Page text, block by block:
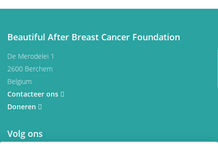
Beautiful After Breast Cancer Foundation
De Merodelei 1
2600 Berchem
Belgium
Contacteer ons
Doneren
Volg ons